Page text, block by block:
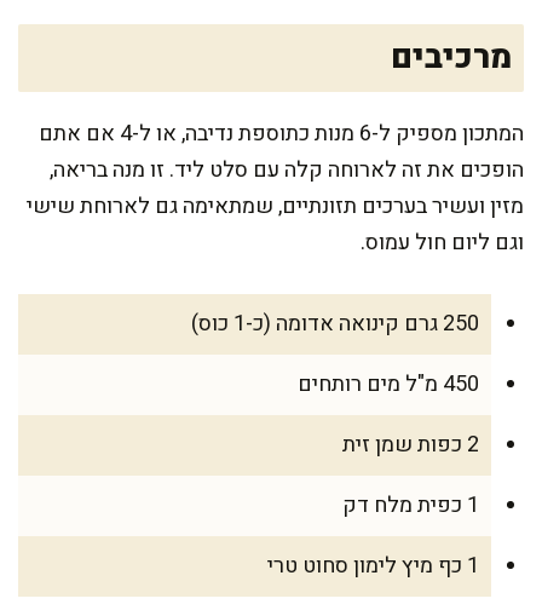
מרכיבים
המתכון מספיק ל-6 מנות כתוספת נדיבה, או ל-4 אם אתם
הופכים את זה לארוחה קלה עם סלט ליד. זו מנה בריאה,
מזין ועשיר בערכים תזונתיים, שמתאימה גם לארוחת שישי
וגם ליום חול עמוס.
250 גרם קינואה אדומה (כ-1 כוס)
450 מ"ל מים רותחים
2 כפות שמן זית
1 כפית מלח דק
1 כף מיץ לימון סחוט טרי